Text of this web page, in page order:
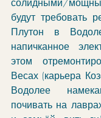
солидными/
будут требовать
Плутон в
напичканное
этом
Весах (карьера
Водолее
почивать на